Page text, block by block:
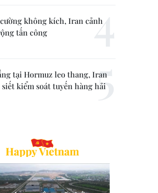
không kích, Iran cảnh
tấn công
tại Hormuz leo thang, Iran
kiểm soát tuyến hàng hải